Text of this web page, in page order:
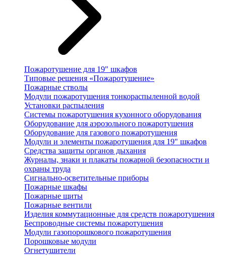
Пожаротушение для 19" шкафов
Типовые решения «Пожаротушение»
Пожарные стволы
Модули пожаротушения тонкораспыленной водой
Установки распыления
Системы пожаротушения кухонного оборудования
Оборудование для аэрозольного пожаротушения
Оборудование для газового пожаротушения
Модули и элементы пожаротушения для 19" шкафов
Средства защиты органов дыхания
Журналы, знаки и плакаты пожарной безопасности и
охраны труда
Сигнально-осветительные приборы
Пожарные шкафы
Пожарные щиты
Пожарные вентили
Изделия коммутационные для средств пожаротушения
Беспроводные системы пожаротушения
Модули газопорошкового пожаротушения
Порошковые модули
Огнетушители